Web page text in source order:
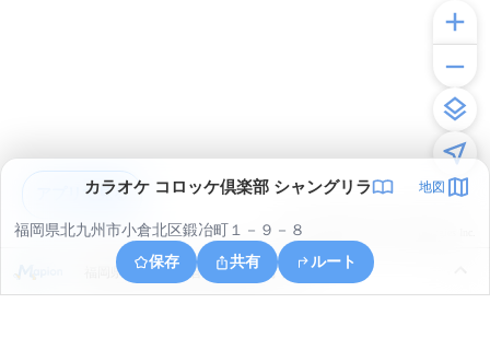
© ONE COMPATH © GeoTechnologies Inc.
カラオケ コロッケ倶楽部 シャングリラ 地図
福岡県北九州市小倉北区鍛冶町１－９－８
保存
共有 ルート
福岡県北九州市小倉北区赤坂２丁目９
アプリで見る